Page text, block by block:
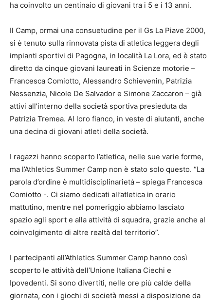
ha coinvolto un centinaio di giovani tra i 5 e i 13 anni.
Il Camp, ormai una consuetudine per il Gs La Piave 2000,
si è tenuto sulla rinnovata pista di atletica leggera degli
impianti sportivi di Pagogna, in località La Lora, ed è stato
diretto da cinque giovani laureati in Scienze motorie –
Francesca Comiotto, Alessandro Schievenin, Patrizia
Nessenzia, Nicole De Salvador e Simone Zaccaron – già
attivi all’interno della società sportiva presieduta da
Patrizia Tremea. Al loro fianco, in veste di aiutanti, anche
una decina di giovani atleti della società.
I ragazzi hanno scoperto l’atletica, nelle sue varie forme,
ma l’Athletics Summer Camp non è stato solo questo. “La
parola d’ordine è multidisciplinarietà – spiega Francesca
Comiotto -. Ci siamo dedicati all’atletica in orario
mattutino, mentre nel pomeriggio abbiamo lasciato
spazio agli sport e alla attività di squadra, grazie anche al
coinvolgimento di altre realtà del territorio”.
I partecipanti all’Athletics Summer Camp hanno così
scoperto le attività dell’Unione Italiana Ciechi e
Ipovedenti. Si sono divertiti, nelle ore più calde della
giornata, con i giochi di società messi a disposizione da